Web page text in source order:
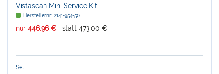
Vistascan Mini Service Kit
Herstellernr: 2141-954-50
nur 446,96 € statt 473,00 €
Set